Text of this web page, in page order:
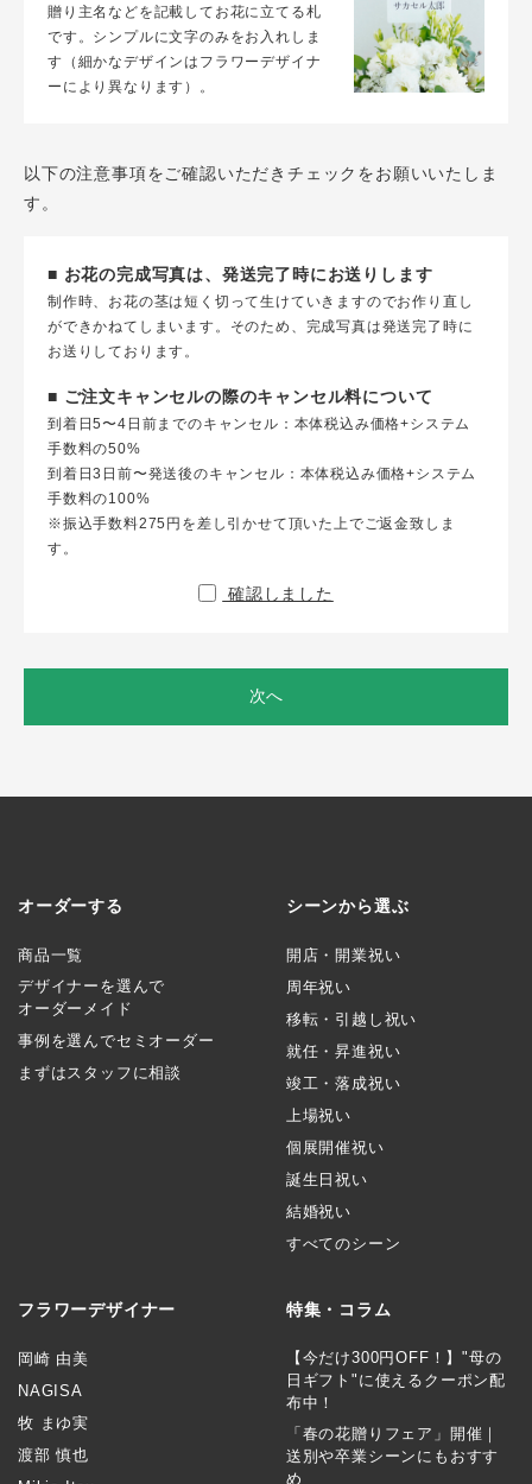
贈り主名などを記載してお花に立てる札
です。シンプルに文字のみをお入れしま
す（細かなデザインはフラワーデザイナ
ーにより異なります）。
以下の注意事項をご確認いただきチェックをお願いいたしま
す。
■ お花の完成写真は、発送完了時にお送りします
制作時、お花の茎は短く切って生けていきますのでお作り直し
ができかねてしまいます。そのため、完成写真は発送完了時に
お送りしております。
■ ご注文キャンセルの際のキャンセル料について
到着日5〜4日前までのキャンセル：本体税込み価格+システム
手数料の50%
到着日3日前〜発送後のキャンセル：本体税込み価格+システム
手数料の100%
※振込手数料275円を差し引かせて頂いた上でご返金致しま
す。
確認しました
次へ
オーダーする
商品一覧
デザイナーを選んで
オーダーメイド
事例を選んでセミオーダー
まずはスタッフに相談
シーンから選ぶ
開店・開業祝い
周年祝い
移転・引越し祝い
就任・昇進祝い
竣工・落成祝い
上場祝い
個展開催祝い
誕生日祝い
結婚祝い
すべてのシーン
フラワーデザイナー
岡崎 由美
NAGISA
牧 まゆ実
渡部 慎也
特集・コラム
【今だけ300円OFF！】"母の
日ギフト"に使えるクーポン配
布中！
「春の花贈りフェア」開催｜
送別や卒業シーンにもおすす
め